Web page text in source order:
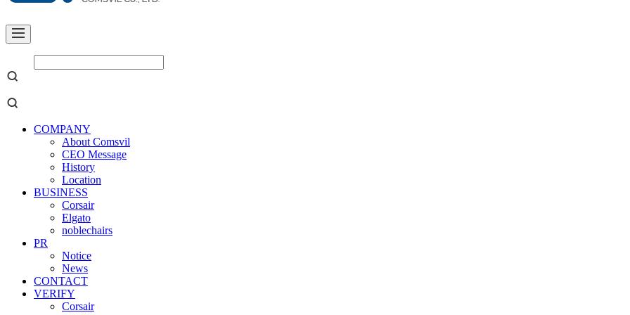
COMPANY
About Comsvil
CEO Message
History
Location
BUSINESS
Corsair
Elgato
noblechairs
PR
Notice
News
CONTACT
VERIFY
Corsair